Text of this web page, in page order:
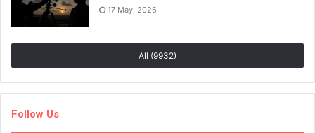
17 May, 2026
All (9932)
Follow Us